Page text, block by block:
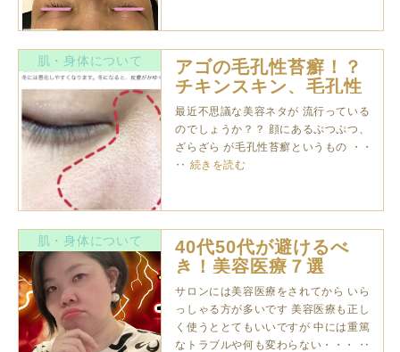
肌・身体について
アゴの毛孔性苔癬！？
チキンスキン、毛孔性
角化性
最近不思議な美容ネタが 流行っている
のでしょうか？？ 顔にあるぷつぷつ、
ざらざら が毛孔性苔癬というもの ・・
‥ 続きを読む
肌・身体について
40代50代が避けるべ
き！美容医療７選
サロンには美容医療をされてから いら
っしゃる方が多いです 美容医療も正し
く使うととてもいいですが 中には重篤
なトラブルや何も変わらない・・・ ‥